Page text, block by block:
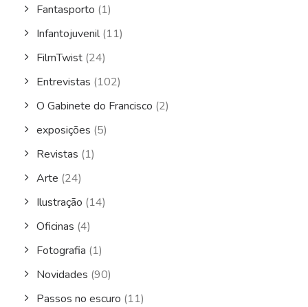
Fantasporto (1)
Infantojuvenil(11)
FilmTwist (24)
Entrevistas (102)
O Gabinete do Francisco (2)
exposições (5)
Revistas (1)
Arte (24)
Ilustração (14)
Oficinas (4)
Fotografia (1)
Novidades (90)
Passos no escuro (11)